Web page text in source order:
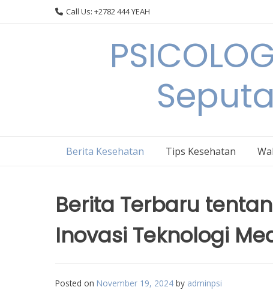
Call Us: +2782 444 YEAH
Berita Kesehatan Tips Kesehatan
Berita Terbaru
Inovasi Teknologi
Posted on November 19, 2024 by adminpsi